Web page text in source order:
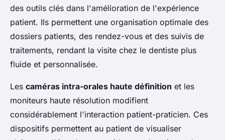
des outils clés dans l'amélioration de l'expérience
patient. Ils permettent une organisation optimale des
dossiers patients, des rendez-vous et des suivis de
traitements, rendant la visite chez le dentiste plus
fluide et personnalisée.
Les caméras intra-orales haute définition et les
moniteurs haute résolution modifient
considérablement l'interaction patient-praticien. Ces
dispositifs permettent au patient de visualiser